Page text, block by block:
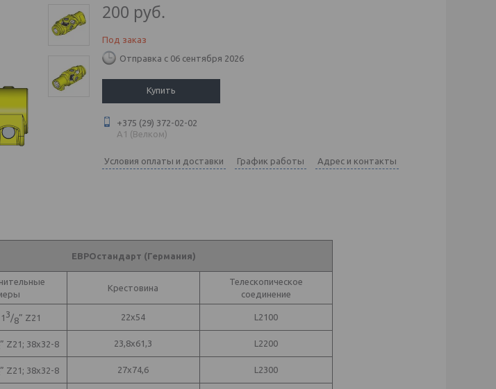
200 руб.
Под заказ
Отправка с 06 сентября 2026
Купить
+375 (29) 372-02-02
A1 (Велком)
Условия оплаты и доставки График работы Адрес и контакты
ЕВРОстандарт (Германия)
Крестовина
Телескопическое
соединение
3/8” Z21 22x54 L2100
” Z21; 38x32-8 23,8x61,3 L2200
” Z21; 38x32-8 27x74,6 L2300